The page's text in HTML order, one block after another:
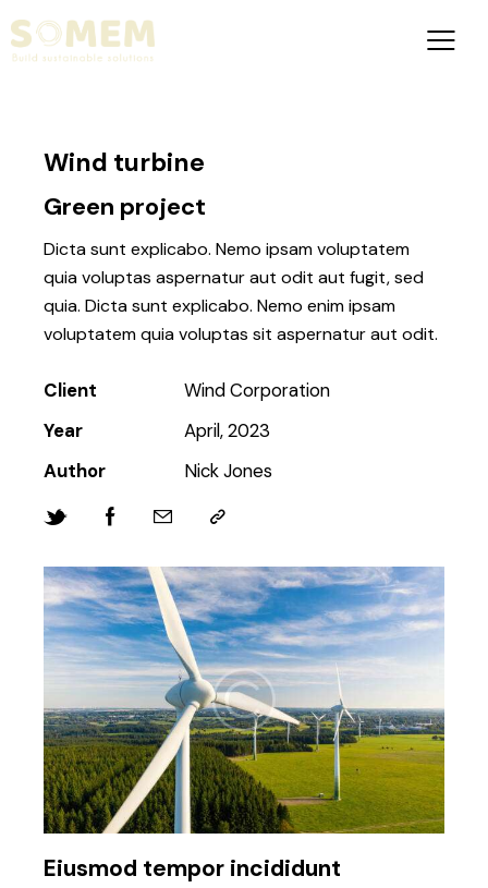
Wind turbine
Eiusmod tempor incididunt
Green project
Dicta sunt explicabo. Nemo ipsam voluptatem
quia voluptas aspernatur aut odit aut fugit, sed
quia. Dicta sunt explicabo. Nemo enim ipsam
voluptatem quia voluptas sit aspernatur aut odit.
Client
Wind Corporation
Year
April, 2023
Author
Nick Jones